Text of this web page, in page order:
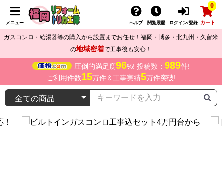
メニュー ヘルプ 閲覧履歴 ログイン/登録
0
カート
ガスコンロ・給湯器等の購入から設置までお任せ！福岡・博多・北九州・久留米
の地域密着で工事後も安心！
圧倒的満足度96%! 投稿数： 989件!
ご利用件数15万件＆工事実績5万件突破!